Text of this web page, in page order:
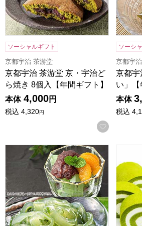
ソーシャルギフト
京都宇治 茶游堂
京都宇治 茶游堂 京・宇治ど
ら焼き 8個入【年間ギフト】
本体 4,000円
税込 4,320円
お気に入
ソーシ
京都宇
京都宇
い」【
本体
税込
京都宇治 茶游堂 茶彩菓 「貴船」 お
京都